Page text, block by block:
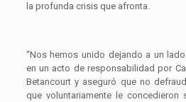
la profunda crisis que afronta.
“Nos hemos unido dejando a un
en un acto de responsabilidad por
Betancourt y aseguró que no
que voluntariamente le